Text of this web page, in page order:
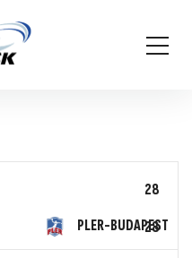
28
PLER-BUDAPEST
28